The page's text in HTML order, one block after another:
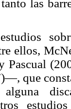
las
ellos,
Pascual
que
alguna